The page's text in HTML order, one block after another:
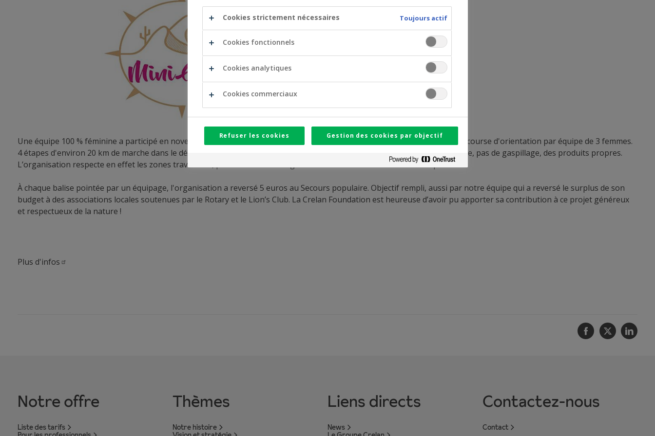
Une équipe 100 % féminine a participé en novembre 2022 au Trek'in gazelles dont c’était la deuxième édition. Il s’agit d’une course d'orientation par équipe de 3 femmes.
4 étapes d'environ 20 km de marche dans le désert marocain et le respect de l'environnement : pas de déchets dans la nature, pas de gaspillage, des produits propres.
L’organisation respecte en effet les zones traversées, procède au ramassage et à l’incinération des déchets sur le parcours.
À chaque balise pointée par un équipage, l'organisation a reversé 5 euros au Secours populaire. Objectif rempli, aussi par notre équipe qui a reversé le surplus de son
budget à des associations locales soutenues par le Rotary et le Lion’s Club. La Crelan Foundation est heureuse d’avoir pu apporter sa contribution à ce projet généreux
et respectueux de la nature !
Plus d'infos
Facebook
Twitter
Notre offre
Liste des tarifs
Thèmes
Notre histoire
Liens directs
News
Contactez-nous
Contact
Cookies strictement nécessaires Toujours actif
Cookies fonctionnels
Cookies analytiques
Cookies commerciaux
Refuser les cookies Gestion des cookies par objectif